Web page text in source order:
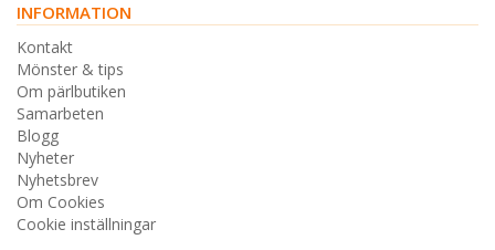
INFORMATION
Kontakt
Mönster & tips
Om pärlbutiken
Samarbeten
Blogg
Nyheter
Nyhetsbrev
Om Cookies
Cookie inställningar